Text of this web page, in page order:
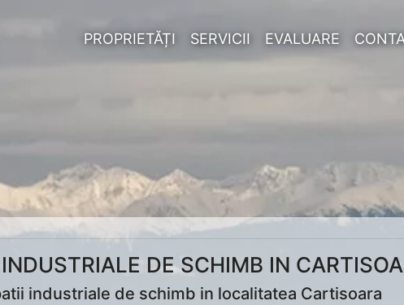
PROPRIETĂȚI SERVICII EVALUARE
DE SCHIMB IN
industriale de schimb in localitatea Cartisoara